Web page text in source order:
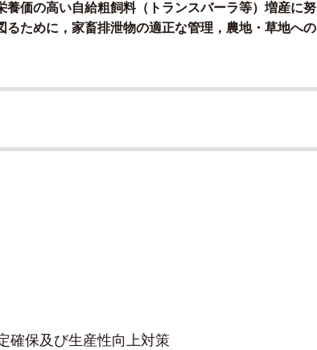
価の高い自給粗飼料（トランスバーラ等）増産に努
ために，家畜排泄物の適正な管理，農地・草地への
確保及び生産性向上対策